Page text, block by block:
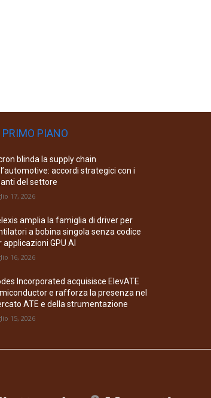
PRIMO PIANO
blinda la supply chain
accordi strategici con i
del settore
17, 2026
amplia la famiglia di driver per
a bobina singola senza codice
applicazioni GPU AI
16, 2026
Incorporated acquisisce ElevATE
e rafforza la presenza nel
ATE e della strumentazione
15, 2026